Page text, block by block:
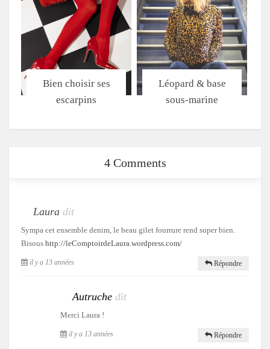
Bien choisir ses
escarpins
Léopard & base
sous-marine
4 Comments
Laura dit
Sympa cet ensemble denim, le beau gilet fourrure rend super bien.
Bisous http://leComptoirdeLaura.wordpress.com/
il y a 13 années Répondre
Autruche dit
Merci Laura !
il y a 13 années Répondre